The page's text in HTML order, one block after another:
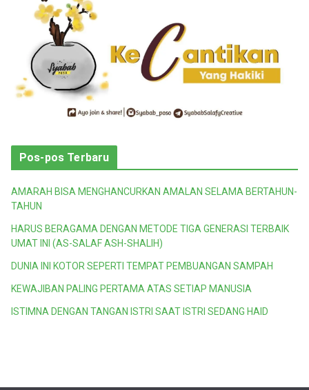
Pos-pos Terbaru
AMARAH BISA MENGHANCURKAN AMALAN SELAMA BERTAHUN-
TAHUN
HARUS BERAGAMA DENGAN METODE TIGA GENERASI TERBAIK
UMAT INI (AS-SALAF ASH-SHALIH)
DUNIA INI KOTOR SEPERTI TEMPAT PEMBUANGAN SAMPAH
KEWAJIBAN PALING PERTAMA ATAS SETIAP MANUSIA
ISTIMNA DENGAN TANGAN ISTRI SAAT ISTRI SEDANG HAID